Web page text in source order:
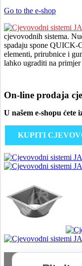
Go to the e-shop
cjevovodnih sistema.
spadaju spone
elementi, prirubnice i
lahko ugraditi na
On-line prodaja
U našem e-shopu ćete
KUPITI